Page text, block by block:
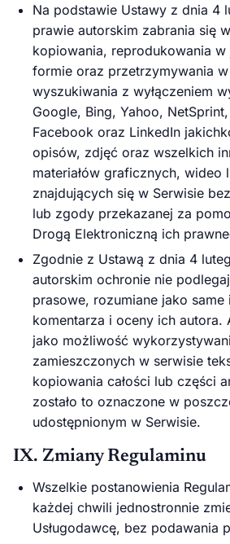
Na podstawie Ustawy z dnia 4
prawie autorskim zabrania się
kopiowania, reprodukowania
formie oraz przetrzymywania
wyszukiwania z wyłączeniem
Google, Bing, Yahoo,
Facebook oraz LinkedIn
opisów, zdjęć oraz wszelkich
materiałów graficznych, wideo
znajdujących się w Serwisie
lub zgody przekazanej za
Drogą Elektroniczną ich
Zgodnie z Ustawą z dnia 4
autorskim ochronie nie
prasowe, rozumiane jako
komentarza i oceny ich autora.
jako możliwość
zamieszczonych w serwisie
kopiowania całości lub części
zostało to oznaczone w
udostępnionym w Serwisie.
IX. Zmiany Regulaminu
Wszelkie postanowienia
każdej chwili jednostronnie
Usługodawcę, bez podawania